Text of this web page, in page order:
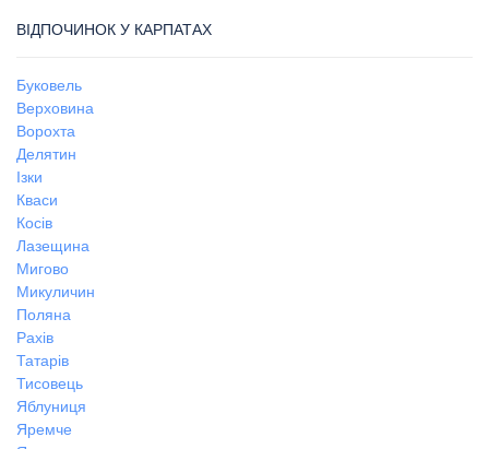
ВІДПОЧИНОК У КАРПАТАХ
Буковель
Верховина
Ворохта
Делятин
Ізки
Кваси
Косів
Лазещина
Мигово
Микуличин
Поляна
Рахів
Татарів
Тисовець
Яблуниця
Яремче